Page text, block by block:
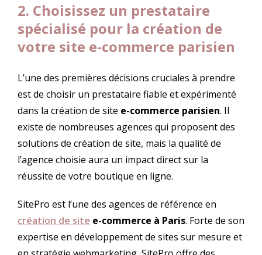
2. Choisissez un prestataire
spécialisé pour la création de
votre site e-commerce parisien
L’une des premières décisions cruciales à prendre
est de choisir un prestataire fiable et expérimenté
dans la création de site e-commerce parisien. Il
existe de nombreuses agences qui proposent des
solutions de création de site, mais la qualité de
l’agence choisie aura un impact direct sur la
réussite de votre boutique en ligne.
SitePro est l’une des agences de référence en
création de site e-commerce à Paris. Forte de son
expertise en développement de sites sur mesure et